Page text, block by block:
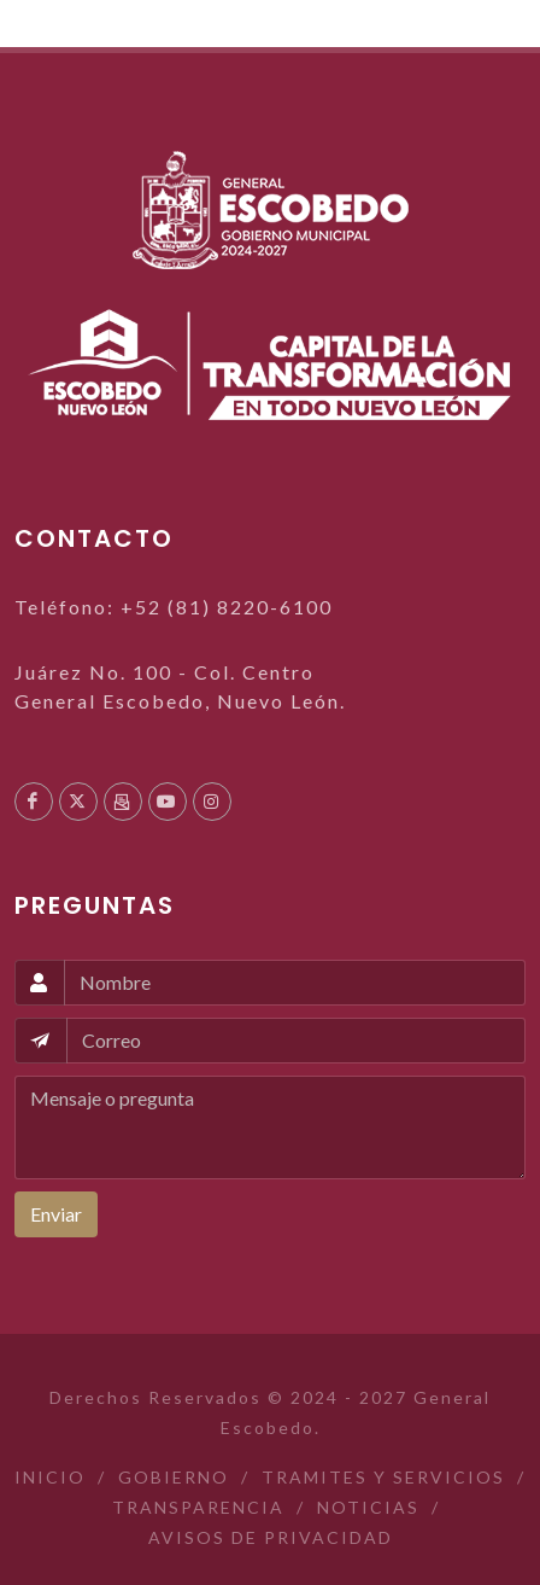
CONTACTO
Teléfono: +52 (81) 8220-6100
Juárez No. 100 - Col. Centro
General Escobedo, Nuevo León.
PREGUNTAS
Enviar
Derechos Reservados © 2024 - 2027 General
Escobedo.
INICIO / GOBIERNO / TRAMITES Y SERVICIOS
/
TRANSPARENCIA
/ NOTICIAS
/
AVISOS DE PRIVACIDAD